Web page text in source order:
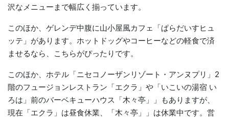
沢なメニューまで幅広く揃っています。
このほか、ゲレンデ中腹に山小屋風カフェ「ぱらだいすヒュ
ッテ」があります。ホットドッグやコーヒーなどの軽食で済
ませるなら、こちらがぴったりです。
このほか、ホテル「ニセコノーザンリゾート・アンヌプリ」2
階のフュージョンレストラン「エクラ」や「いこいの湯宿 い
ろは」前のバーベキューハウス「木々亭」」もありますが、
現在「エクラ」は昼食休業、「木々亭」」は休業中です。営